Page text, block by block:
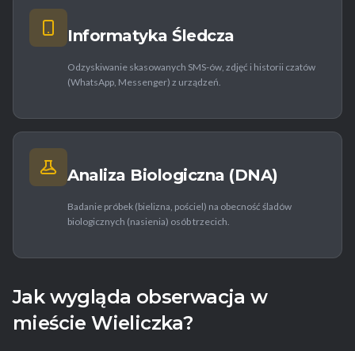
Informatyka Śledcza
Odzyskiwanie skasowanych SMS-ów, zdjęć i historii czatów
(WhatsApp, Messenger) z urządzeń.
Analiza Biologiczna (DNA)
Badanie próbek (bielizna, pościel) na obecność śladów
biologicznych (nasienia) osób trzecich.
Jak wygląda obserwacja w
mieście Wieliczka?